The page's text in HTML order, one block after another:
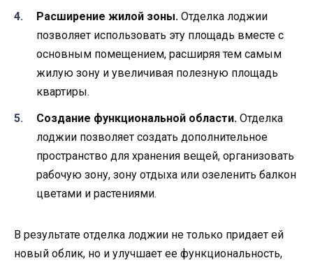
Расширение жилой зоны. Отделка лоджии
позволяет использовать эту площадь вместе с
основным помещением, расширяя тем самым
жилую зону и увеличивая полезную площадь
квартиры.
Создание функциональной области. Отделка
лоджии позволяет создать дополнительное
пространство для хранения вещей, организовать
рабочую зону, зону отдыха или озеленить балкон
цветами и растениями.
В результате отделка лоджии не только придает ей
новый облик, но и улучшает ее функциональность,